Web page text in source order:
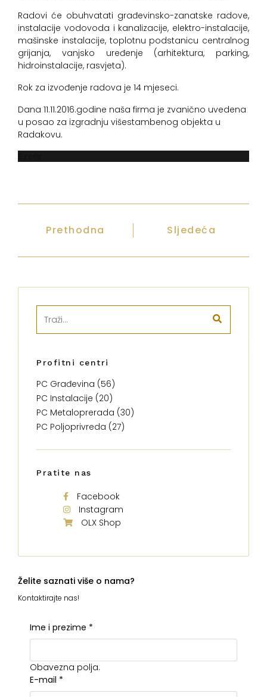
Radovi će obuhvatati građevinsko-zanatske radove,
instalacije vodovoda i kanalizacije, elektro-instalacije,
mašinske instalacije, toplotnu podstanicu centralnog
grijanja, vanjsko uređenje (arhitektura, parking,
hidroinstalacije, rasvjeta).
Rok za izvođenje radova je 14 mjeseci.
Dana 11.11.2016.godine naša firma je zvanično uvedena
u posao za izgradnju višestambenog objekta u
Radakovu.
Prethodna Sljedeća
Profitni centri
PC Građevina (56)
PC Instalacije (20)
PC Metaloprerada (30)
PC Poljoprivreda (27)
Pratite nas
Facebook
Instagram
OLX Shop
Želite saznati više o nama?
Kontaktirajte nas!
Ime i prezime *
Obavezna polja.
E-mail *